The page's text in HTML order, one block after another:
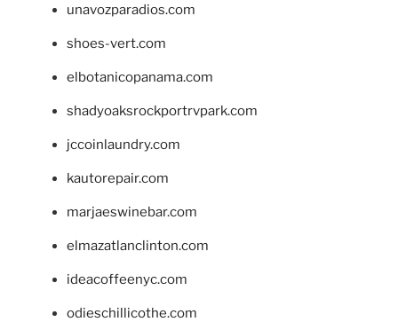
unavozparadios.com
shoes-vert.com
elbotanicopanama.com
shadyoaksrockportrvpark.com
jccoinlaundry.com
kautorepair.com
marjaeswinebar.com
elmazatlanclinton.com
ideacoffeenyc.com
odieschillicothe.com